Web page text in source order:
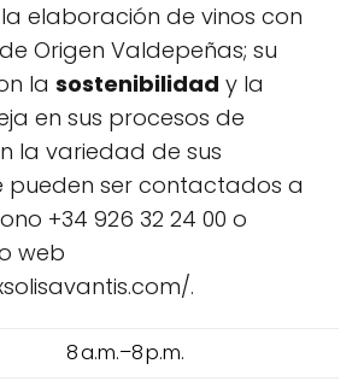
elaboración de vinos con
Origen Valdepeñas; su
la sostenibilidad y la
en sus procesos de
la variedad de sus
pueden ser contactados a
+34 926 32 24 00 o
web
.
8 a.m.–8 p.m.